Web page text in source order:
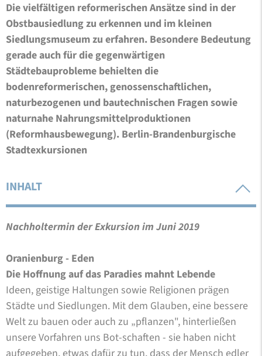
Die vielfältigen reformerischen Ansätze sind in der
Obstbausiedlung zu erkennen und im kleinen
Siedlungsmuseum zu erfahren. Besondere Bedeutung
gerade auch für die gegenwärtigen
Städtebauprobleme behielten die
bodenreformerischen, genossenschaftlichen,
naturbezogenen und bautechnischen Fragen sowie
naturnahe Nahrungsmittelproduktionen
(Reformhausbewegung). Berlin-Brandenburgische
Stadtexkursionen
INHALT
Nachholtermin der Exkursion im Juni 2019
Oranienburg - Eden
Die Hoffnung auf das Paradies mahnt Lebende
Ideen, geistige Haltungen sowie Religionen prägen
Städte und Siedlungen. Mit dem Glauben, eine bessere
Welt zu bauen oder auch zu „pflanzen", hinterließen
unsere Vorfahren uns Bot-schaften - sie haben nicht